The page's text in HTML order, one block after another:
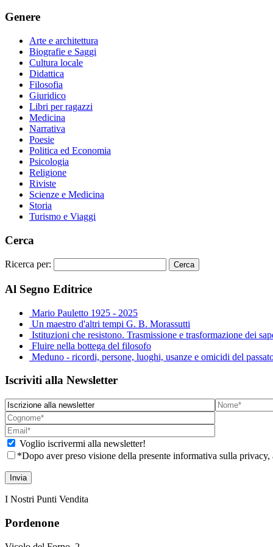
Genere
Arte e architettura
Biografie e Saggi
Cultura locale
Didattica
Filosofia
Giuridico
Libri per ragazzi
Medicina
Narrativa
Poesie
Politica ed Economia
Psicologia
Religione
Riviste
Scienze e Medicina
Storia
Turismo e Viaggi
Cerca
Ricerca per:
Al Segno Editrice
Mario Pauletto 1925 - 2025
Un maestro d'altri tempi G. B. Morassutti
Istituzioni che resistono. Trasmissione e trasformazione dei
Fluire nella bottega del filosofo
Meduno - ricordi, persone, luoghi, usanze e omicidi del
Iscriviti alla Newsletter
Voglio iscrivermi alla newsletter!
*Dopo aver preso visione della presente informativa sulla
I Nostri Punti Vendita
Pordenone